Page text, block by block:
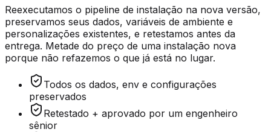
Reexecutamos o pipeline de instalação na nova versão,
preservamos seus dados, variáveis de ambiente e
personalizações existentes, e retestamos antes da
entrega. Metade do preço de uma instalação nova
porque não refazemos o que já está no lugar.
Todos os dados, env e configurações
preservados
Retestado + aprovado por um engenheiro
sênior